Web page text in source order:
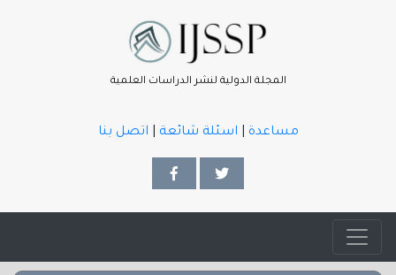
المجلة الدولية لنشر الدراسات العلمية
مساعدة اسئلة شائعة اتصل بنا